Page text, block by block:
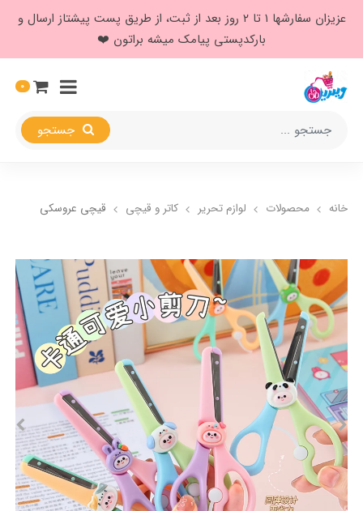
عزیزان سفارشها ۱ تا ۲ روز بعد از ثبت، از طریق پست پیشتاز ارسال و
بارکدپستی پیامک میشه براتون ❤️
0
خانه محصولات لوازم تحریر کاتر و قیچی قیچی عروسکی